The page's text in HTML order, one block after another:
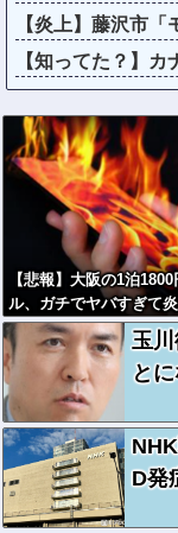
【炎上】藤沢市
【知ってた？】
【悲報】大阪の1泊
ル、ガチでヤバすぎて
w
玉
と
D発